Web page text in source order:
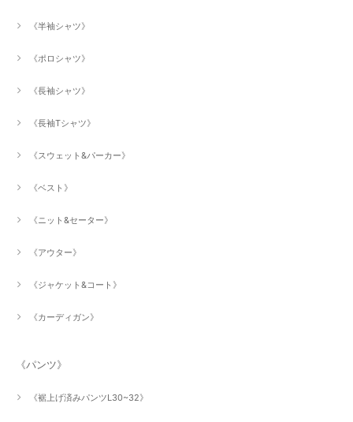
《半袖シャツ》
《ポロシャツ》
《長袖シャツ》
《長袖Tシャツ》
《スウェット&パーカー》
《ベスト》
《ニット&セーター》
《アウター》
《ジャケット&コート》
《カーディガン》
《パンツ》
《裾上げ済みパンツL30~32》